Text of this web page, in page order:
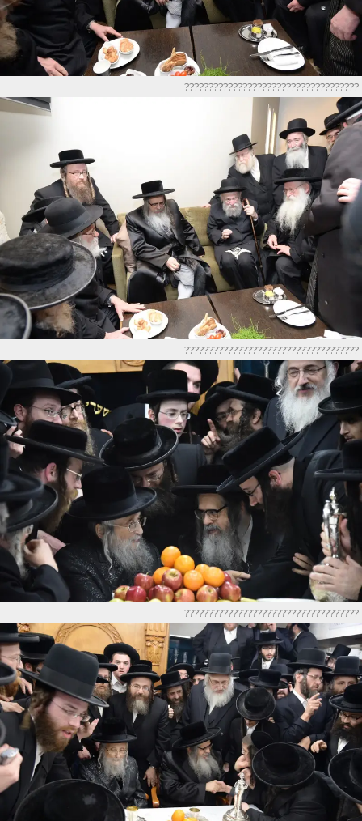
????????????????????????????????????
????????????????????????????????????
????????????????????????????????????